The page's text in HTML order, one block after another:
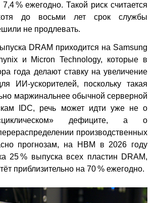
% ежегодно. Такой риск считается
до восьми лет срок службы
не продлевать.
DRAM приходится на Samsung
и Micron Technology, которые в
года делают ставку на увеличение
ИИ-ускорителей, поскольку такая
маржинальнее обычной серверной
IDC, речь может идти уже не о
дефиците, а о
производственных
прогнозам, на HBM в 2026 году
25 % выпуска всех пластин DRAM,
приблизительно на 70 % ежегодно.